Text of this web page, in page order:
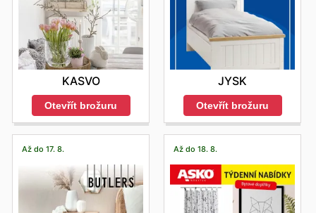
KASVO
Otevřít brožuru
JYSK
Otevřít brožuru
Až do 17. 8. Až do 18. 8.